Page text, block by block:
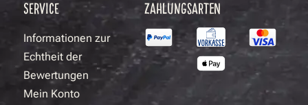
SERVICE
Informationen zur
Echtheit der
Bewertungen
Mein Konto
ZAHLUNGSARTEN